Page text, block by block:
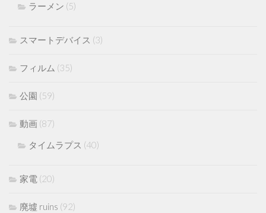
ラーメン (5)
スマートデバイス (3)
フィルム (35)
公園 (59)
動画 (87)
タイムラプス (40)
家電 (20)
廃墟 ruins (92)